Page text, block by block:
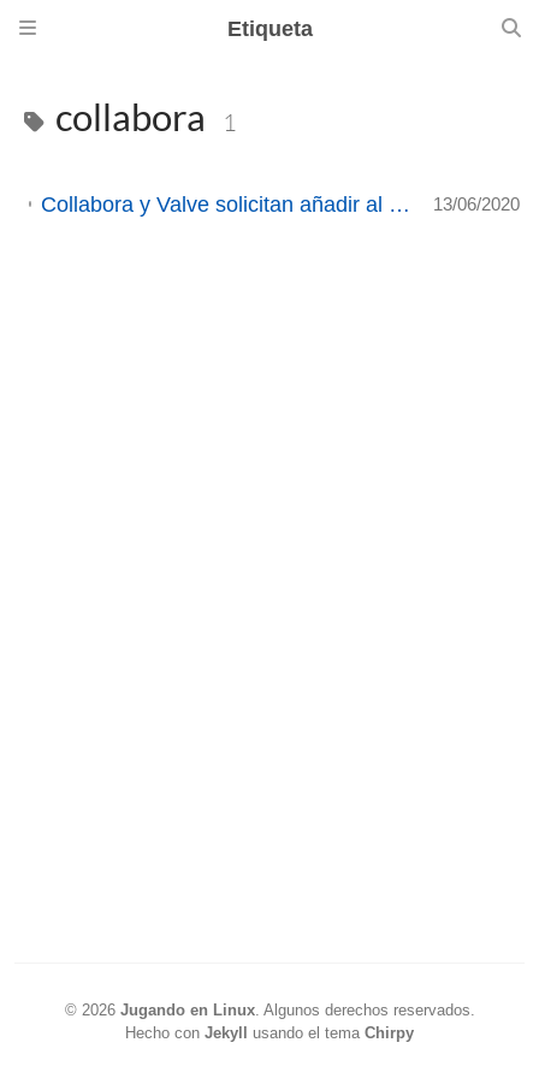
Etiqueta
collabora 1
Collabora y Valve solicitan añadir al kernel modificaciones en futex para mejorar el rendimiento de algunos juegos 13/06/2020
© 2026 Jugando en Linux. Algunos derechos reservados.
Hecho con Jekyll usando el tema Chirpy